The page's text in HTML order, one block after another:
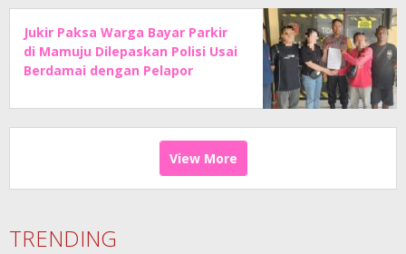
Jukir Paksa Warga Bayar Parkir
di Mamuju Dilepaskan Polisi Usai
Berdamai dengan Pelapor
View More
TRENDING